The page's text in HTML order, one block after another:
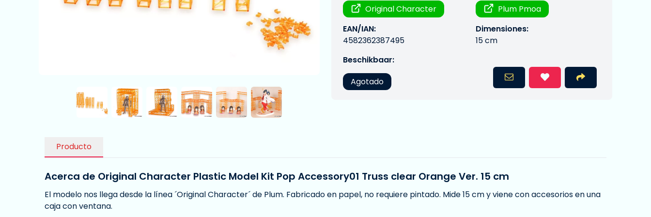
Original Character
Plum Pmoa
EAN/IAN:
4582362387495
Dimensiones:
15 cm
Beschikbaar:
Agotado
Producto
Acerca de Original Character Plastic Model Kit Pop Accessory01 Truss clear Orange Ver. 15 cm
El modelo nos llega desde la línea ´Original Character´ de Plum. Fabricado en papel, no requiere pintado. Mide 15 cm y viene con accesorios en una
caja con ventana.